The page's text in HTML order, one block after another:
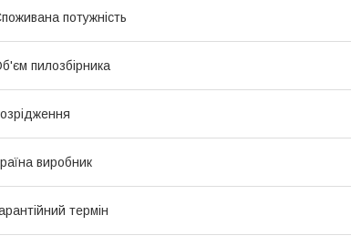
потужність
пилозбірника
виробник
термін